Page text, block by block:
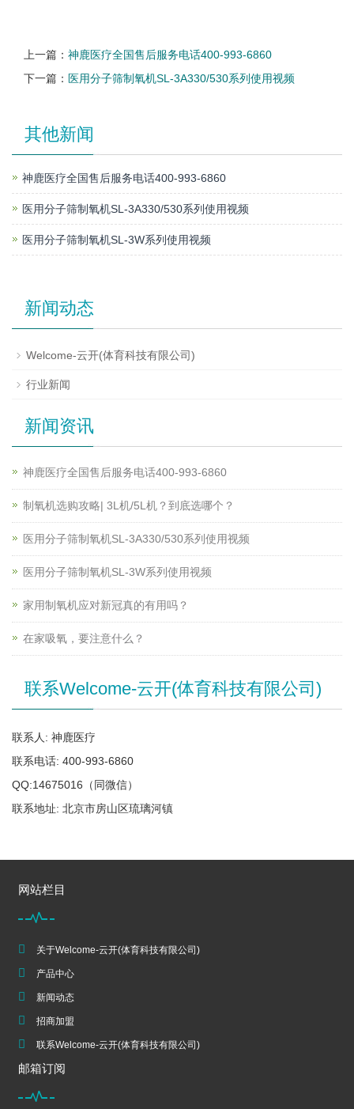
上一篇： 神鹿医疗全国售后服务电话400-993-6860
下一篇： 医用分子筛制氧机SL-3A330/530系列使用视频
其他新闻
神鹿医疗全国售后服务电话400-993-6860
医用分子筛制氧机SL-3A330/530系列使用视频
医用分子筛制氧机SL-3W系列使用视频
新闻动态
Welcome-云开(体育科技有限公司)
行业新闻
新闻资讯
神鹿医疗全国售后服务电话400-993-6860
制氧机选购攻略| 3L机/5L机？到底选哪个？
医用分子筛制氧机SL-3A330/530系列使用视频
医用分子筛制氧机SL-3W系列使用视频
家用制氧机应对新冠真的有用吗？
在家吸氧，要注意什么？
联系Welcome-云开(体育科技有限公司)
联系人: 神鹿医疗
联系电话: 400-993-6860
QQ:14675016（同微信）
联系地址: 北京市房山区琉璃河镇
网站栏目
关于Welcome-云开(体育科技有限公司)
产品中心
新闻动态
招商加盟
联系Welcome-云开(体育科技有限公司)
邮箱订阅